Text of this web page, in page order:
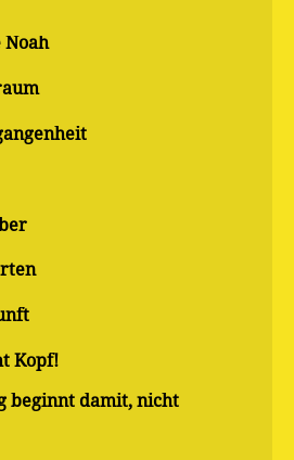
Noah
Kopf!
beginnt damit, nicht